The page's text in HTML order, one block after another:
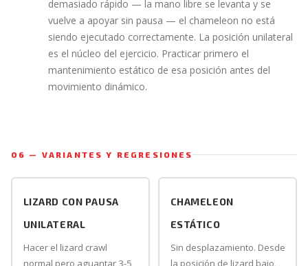
demasiado rápido — la mano libre se levanta y se
vuelve a apoyar sin pausa — el chameleon no está
siendo ejecutado correctamente. La posición unilateral
es el núcleo del ejercicio. Practicar primero el
mantenimiento estático de esa posición antes del
movimiento dinámico.
06 — VARIANTES Y REGRESIONES
LIZARD CON PAUSA
UNILATERAL
Hacer el lizard crawl
normal pero aguantar 3-5
CHAMELEON
ESTÁTICO
Sin desplazamiento. Desde
la posición de lizard bajo,